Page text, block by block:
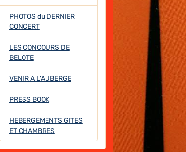
PHOTOS du DERNIER
CONCERT
LES CONCOURS DE
BELOTE
VENIR A L'AUBERGE
PRESS BOOK
HEBERGEMENTS GITES
ET CHAMBRES